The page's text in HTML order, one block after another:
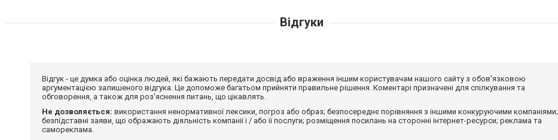
Відгуки
Відгук - це думка або оцінка людей, які бажають передати досвід або враження іншим користувачам нашого сайту з обов'язковою
аргументацією залишеного відгука. Це допоможе багатьом прийняти правильне рішення. Коментарі призначені для спілкування та
обговорення, а також для роз'яснення питань, що цікавлять.
Не дозволяється: використання ненормативної лексики, погроз або образ; безпосереднє порівняння з іншими конкуруючими компаніями;
безпідставні заяви, що ображають діяльність компанії і / або її послуги; розміщення посилань на сторонні інтернет-ресурси; реклама та
самореклама.